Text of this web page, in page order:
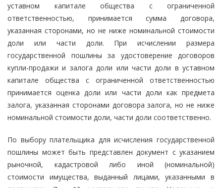
уставном капитале общества с ограниченной
ответственностью, принимается сумма договора,
указанная сторонами, но не ниже номинальной стоимости
доли или части доли. При исчислении размера
государственной пошлины за удостоверение договоров
купли-продажи и залога доли или части доли в уставном
капитале общества с ограниченной ответственностью
принимается оценка доли или части доли как предмета
залога, указанная сторонами договора залога, но не ниже
номинальной стоимости доли, части доли соответственно.
По выбору плательщика для исчисления государственной
пошлины может быть представлен документ с указанием
рыночной, кадастровой либо иной (номинальной)
стоимости имущества, выданный лицами, указанными в